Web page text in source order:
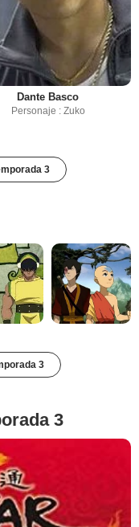
Dante Basco
Personaje : Zuko
3
3
3